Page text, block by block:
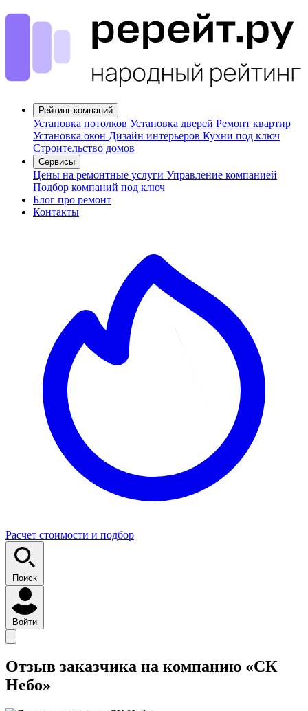
Рейтинг компаний
Установка потолков Установка дверей Ремонт квартир
Установка окон Дизайн интерьеров Кухни под ключ
Строительство домов
Сервисы
Цены на ремонтные услуги Управление компанией
Подбор компаний под ключ
Блог про ремонт
Контакты
Расчет стоимости и подбор
Поиск
Войти
Отзыв заказчика на компанию «СК
Небо»